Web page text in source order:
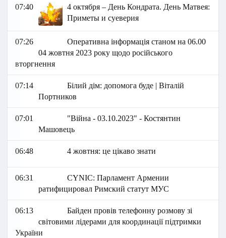
07:40
4 октября – День Кондрата. День Матвея:
Приметы и суеверия
07:26
Оперативна інформація станом на 06.00
04 жовтня 2023 року щодо російського
вторгнення
07:14
Білий дім: допомога буде | Віталій
Портников
07:01
"Війна - 03.10.2023" - Костянтин
Машовець
06:48 4 жовтня: це цікаво знати
06:31
СYNIC: Парламент Армении
ратифицировал Римский статут МУС
06:13
Байден провів телефонну розмову зі
світовими лідерами для координації підтримки
України